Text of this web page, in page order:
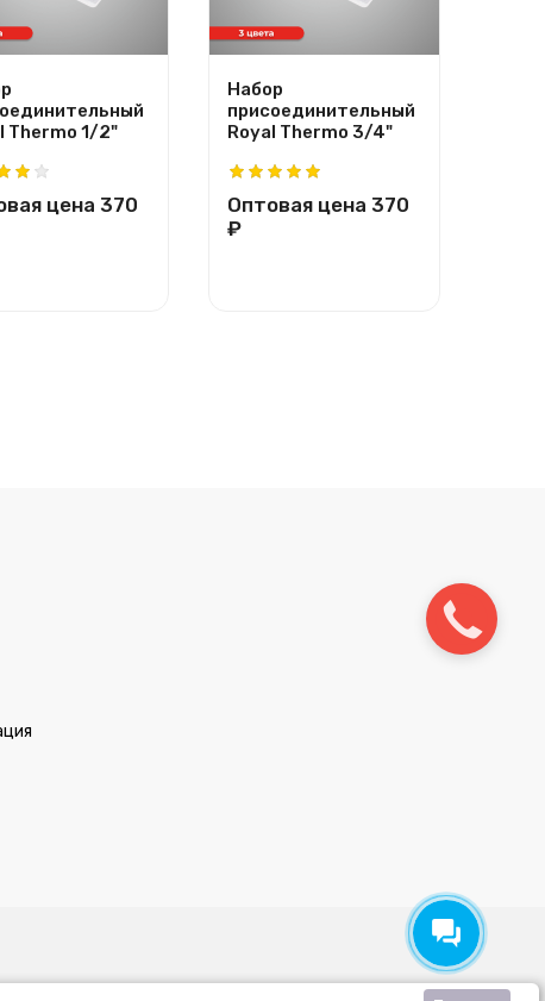
Thermo 1/2"
цена 370
Набор
присоединительный
Royal Thermo 3/4"
Оптовая цена 370
₽
Заказать
звонок